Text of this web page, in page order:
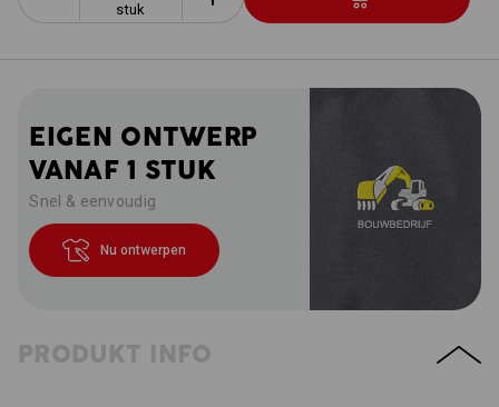
stuk
Snel & eenvoudig
EIGEN ONTWERP
VANAF 1 STUK
Nu ontwerpen
PRODUKT INFO